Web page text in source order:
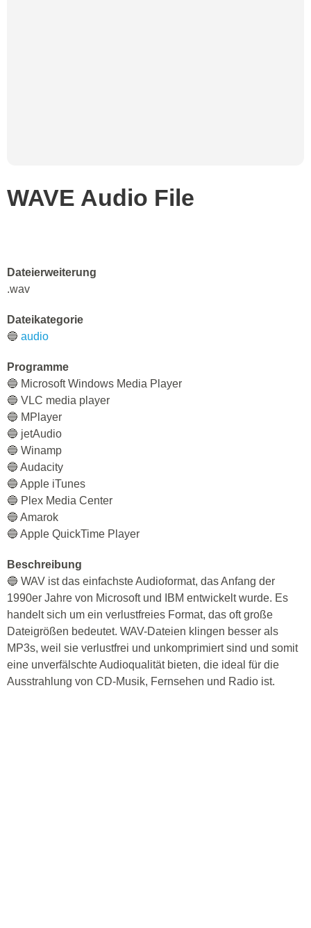
WAVE Audio File
Dateierweiterung
.wav
Dateikategorie
🔵 audio
Programme
🔵 Microsoft Windows Media Player
🔵 VLC media player
🔵 MPlayer
🔵 jetAudio
🔵 Winamp
🔵 Audacity
🔵 Apple iTunes
🔵 Plex Media Center
🔵 Amarok
🔵 Apple QuickTime Player
Beschreibung
🔵 WAV ist das einfachste Audioformat, das Anfang der
1990er Jahre von Microsoft und IBM entwickelt wurde. Es
handelt sich um ein verlustfreies Format, das oft große
Dateigrößen bedeutet. WAV-Dateien klingen besser als
MP3s, weil sie verlustfrei und unkomprimiert sind und somit
eine unverfälschte Audioqualität bieten, die ideal für die
Ausstrahlung von CD-Musik, Fernsehen und Radio ist.